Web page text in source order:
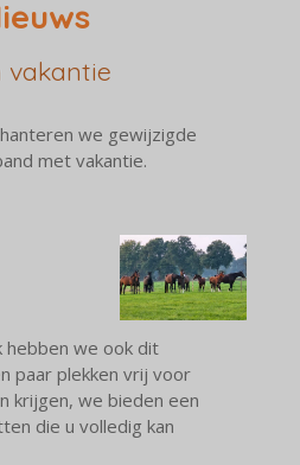
vakantie
we gewijzigde
met vakantie.
hebben we ook dit
paar plekken vrij voor
krijgen, we bieden een
die u volledig kan